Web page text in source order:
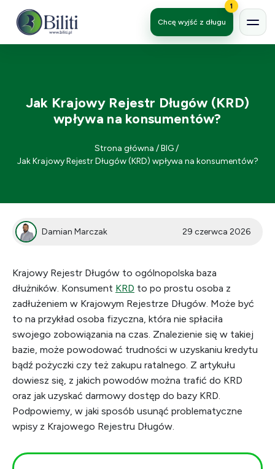
Chcę wyjść z długu
1
Jak Krajowy Rejestr Długów (KRD)
wpływa na konsumentów?
Strona główna /BIG/
Jak Krajowy Rejestr Długów (KRD) wpływa na konsumentów?
Damian Marczak 29 czerwca 2026
Krajowy Rejestr Długów to ogólnopolska baza
dłużników. Konsument KRD to po prostu osoba z
zadłużeniem w Krajowym Rejestrze Długów. Może być
to na przykład osoba fizyczna, która nie spłaciła
swojego zobowiązania na czas. Znalezienie się w takiej
bazie, może powodować trudności w uzyskaniu kredytu
bądź pożyczki czy też zakupu ratalnego. Z artykułu
dowiesz się, z jakich powodów można trafić do KRD
oraz jak uzyskać darmowy dostęp do bazy KRD.
Podpowiemy, w jaki sposób usunąć problematyczne
wpisy z Krajowego Rejestru Długów.